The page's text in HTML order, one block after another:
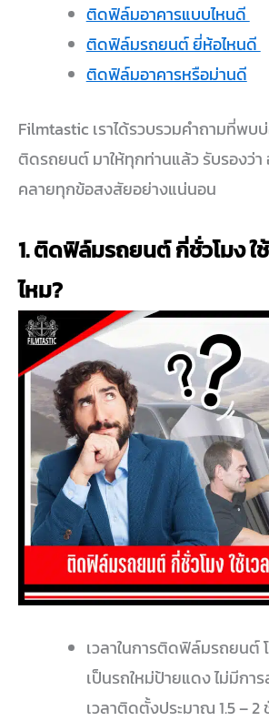
ติดฟิล์มอาคารแบบไหนดี
ติดฟิล์มรถยนต์ ยี่ห้อไหนดี
ติดฟิล์มอาคารหรือม่านดี
Filmtastic เราได้รวบรวมคำถามที่พ
ติดรถยนต์ มาให้ทุกท่านแล้ว รับรองว่า
คลายทุกข้อสงสัยอย่างแน่นอน
1. ติดฟิล์มรถยนต์ กี่ชั่วโมง ใ
ไหม?
เวลาในการติดฟิล์มรถยนต์
เป็นรถใหม่ป้ายแดง ไม่มีกา
เวลาติดตั้งประมาณ 1.5 – 2